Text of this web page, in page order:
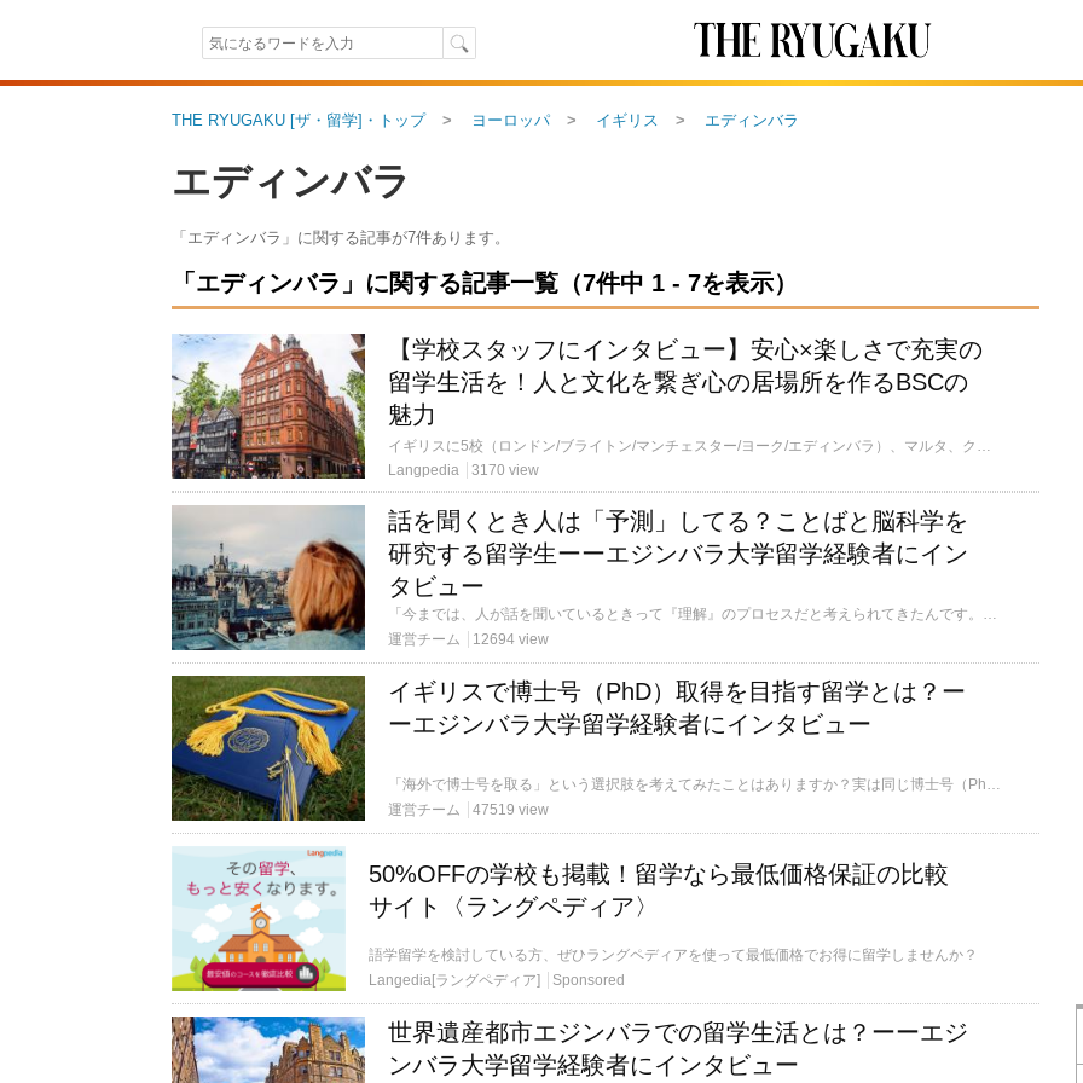
THE RYUGAKU [ザ・留学]・トップ ヨーロッパ イギリス エディンバラ
エディンバラ
「エディンバラ」に関する記事が7件あります。
「エディンバラ」に関する記事一覧（7件中 1 - 7を表示）
【学校スタッフにインタビュー】安心×楽しさで充実の
留学生活を！人と文化を繋ぎ心の居場所を作るBSCの
魅力
イギリスに5校（ロンドン/ブライトン/マンチェスター/ヨーク/エディンバラ）、マルタ、クエートにも校舎を構えるBSC Education。生徒それぞれの目指すゴールにより、最適な学習環境を提供しています。一般英語をはじめ、ヤングラーナー、試験対策コース（CELTA/IELTS/OET)、専門コース、大学進学準備コースやマンチェスターにはフットボールスクールまで！きっと自分にぴったりのコースが見つかります。
Langpedia
3170 view
話を聞くとき人は「予測」してる？ことばと脳科学を
研究する留学生ーーエジンバラ大学留学経験者にイン
タビュー
「今までは、人が話を聞いているときって『理解』のプロセスだと考えられてきたんです。でも本当は…」笑顔とかすかに興奮した声でそう話すのは、名門エジンバラ大学で心理言語学を研究した留学経験者、伊藤愛音さん。アジアとヨーロッパのさまざまな大学で留学を経験した彼女だからこそ語れる、留学の醍醐味と大切な心がありました。そんな伊藤さんが情熱をそそぐ心理言語学研究と、それを支える彼女の強い姿勢に迫ります。
運営チーム
12694 view
イギリスで博士号（PhD）取得を目指す留学とは？ー
ーエジンバラ大学留学経験者にインタビュー
「海外で博士号を取る」という選択肢を考えてみたことはありますか？実は同じ博士号（PhD）でも、国によってその水準や評価、所要期間は違ってくるんです。イギリスでの博士号取得は、アメリカよりもメリットがあると言う人もいます。そこで今回はイギリスのエジンバラ大学で博士課程の留学を経験した伊藤さんのインタビューをふまえて、その知られざるイギリス博士号取得の実態に迫ります。
運営チーム
47519 view
50%OFFの学校も掲載！留学なら最低価格保証の比較
サイト〈ラングペディア〉
語学留学を検討している方、ぜひラングペディアを使って最低価格でお得に留学しませんか？
Langedia[ラングペディア]
Sponsored
世界遺産都市エジンバラでの留学生活とは？ーーエジ
ンバラ大学留学経験者にインタビュー